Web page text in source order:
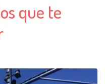
que te